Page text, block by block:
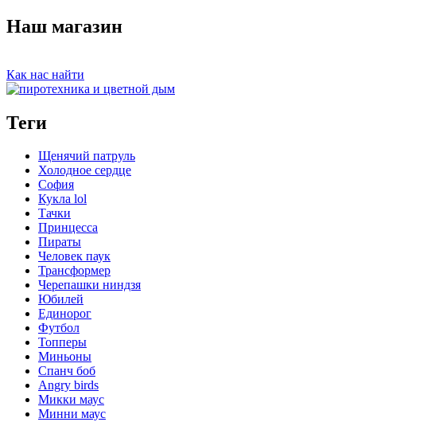
Наш магазин
Как нас найти
Теги
Щенячий патруль
Холодное сердце
София
Кукла lol
Тачки
Принцесса
Пираты
Человек паук
Трансформер
Черепашки ниндзя
Юбилей
Единорог
Футбол
Топперы
Миньоны
Спанч боб
Angry birds
Микки маус
Минни маус